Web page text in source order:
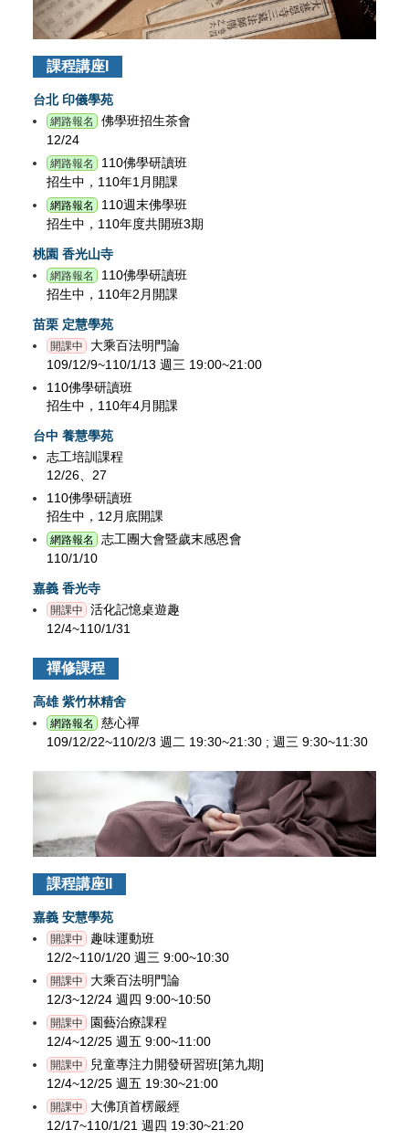
課程講座I
台北 印儀學苑
網路報名
佛學班招生茶會
12/24
網路報名
110佛學研讀班
招生中，110年1月開課
網路報名
110週末佛學班
招生中，110年度共開班3期
桃園 香光山寺
網路報名
110佛學研讀班
招生中，110年2月開課
苗栗 定慧學苑
開課中
大乘百法明門論
109/12/9~110/1/13 週三 19:00~21:00
110佛學研讀班
招生中，110年4月開課
台中 養慧學苑
志工培訓課程
12/26、27
110佛學研讀班
招生中，12月底開課
網路報名
志工團大會暨歲末感恩會
110/1/10
嘉義 香光寺
開課中
活化記憶桌遊趣
12/4~110/1/31
禪修課程
高雄 紫竹林精舍
網路報名
慈心禪
109/12/22~110/2/3 週二 19:30~21:30 ; 週三 9:30~11:30
課程講座II
嘉義 安慧學苑
開課中
趣味運動班
12/2~110/1/20 週三 9:00~10:30
開課中
大乘百法明門論
12/3~12/24 週四 9:00~10:50
開課中
園藝治療課程
12/4~12/25 週五 9:00~11:00
開課中
兒童專注力開發研習班[第九期]
12/4~12/25 週五 19:30~21:00
開課中
大佛頂首楞嚴經
12/17~110/1/21 週四 19:30~21:20